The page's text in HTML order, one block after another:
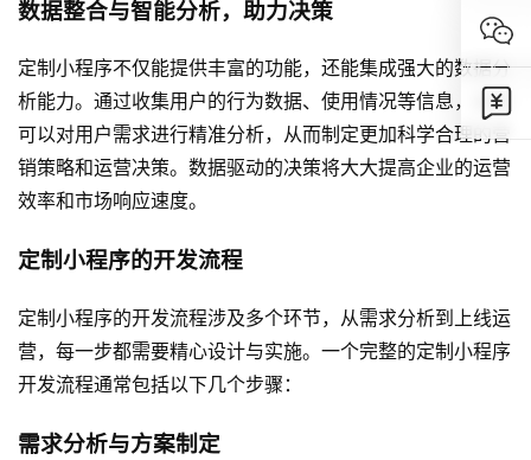
数据整合与智能分析，助力决策
定制小程序不仅能提供丰富的功能，还能集成强大的数据分
析能力。通过收集用户的行为数据、使用情况等信息，企业
可以对用户需求进行精准分析，从而制定更加科学合理的营
销策略和运营决策。数据驱动的决策将大大提高企业的运营
效率和市场响应速度。
定制小程序的开发流程
定制小程序的开发流程涉及多个环节，从需求分析到上线运
营，每一步都需要精心设计与实施。一个完整的定制小程序
开发流程通常包括以下几个步骤：
需求分析与方案制定